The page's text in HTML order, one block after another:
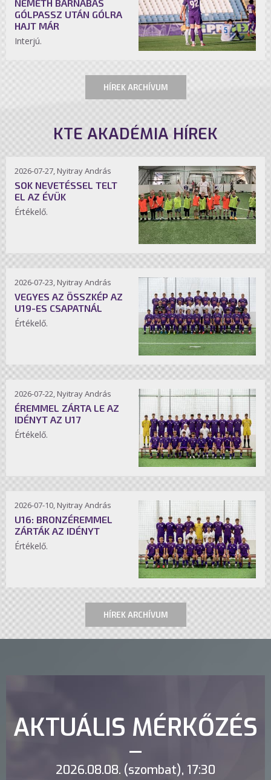
NÉMETH BARNABÁS
GÓLPASSZ UTÁN GÓLRA
HAJT MÁR
Interjú.
HÍREK ARCHÍVUM
KTE AKADÉMIA HÍREK
2026-07-27, Nyitray András
SOK NEVETÉSSEL TELT
EL AZ ÉVÜK
Értékelő.
2026-07-23, Nyitray András
VEGYES AZ ÖSSZKÉP AZ
U19-ES CSAPATNÁL
Értékelő.
2026-07-22, Nyitray András
ÉREMMEL ZÁRTA LE AZ
IDÉNYT AZ U17
Értékelő.
2026-07-10, Nyitray András
U16: BRONZÉREMMEL
ZÁRTÁK AZ IDÉNYT
Értékelő.
HÍREK ARCHÍVUM
AKTUÁLIS MÉRKŐZÉS
2026.08.08. (szombat), 17:30